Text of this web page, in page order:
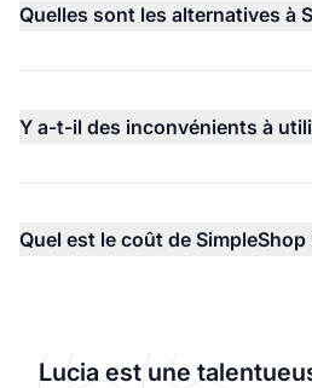
Quelles sont les alternatives à
Y a-t-il des inconvénients à
Quel est le coût de SimpleShop
Lucia est une